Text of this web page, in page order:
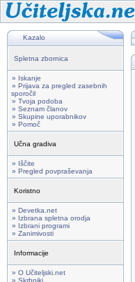
Kazalo
Spletna zbornica
» Iskanje
» Prijava za pregled zasebnih
sporočil
» Tvoja podoba
» Seznam članov
» Skupine uporabnikov
» Pomoč
Učna gradiva
» Iščite
» Pregled povpraševanja
Koristno
» Devetka.net
» Izbrana spletna orodja
» Izbrani programi
» Zanimivosti
Informacije
» O Učiteljski.net
» Skrbniki